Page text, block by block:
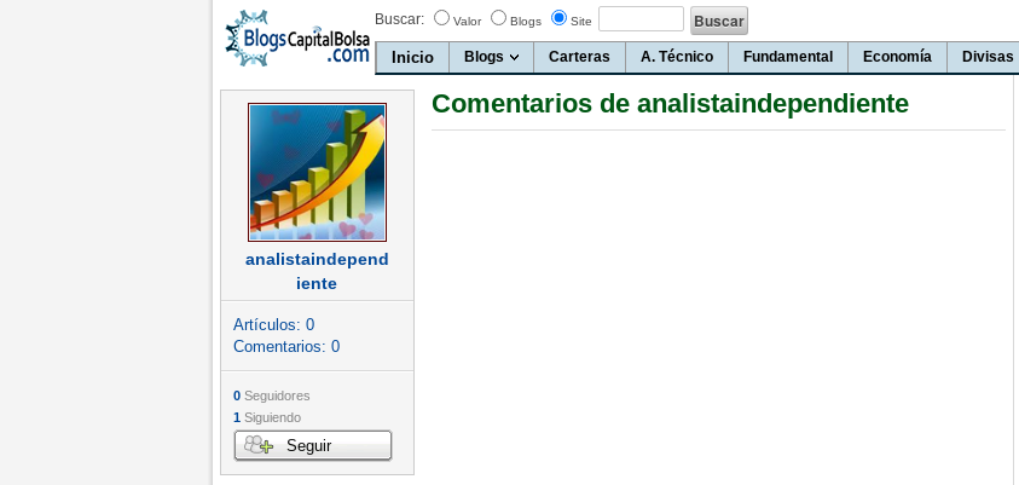
Buscar: Valor Blogs Site
Inicio Blogs Carteras A. Técnico Fundamental Economía Divisas
analistaindepend
iente
Artículos: 0
Comentarios: 0
0 Seguidores
1 Siguiendo
Seguir
Comentarios de analistaindependiente